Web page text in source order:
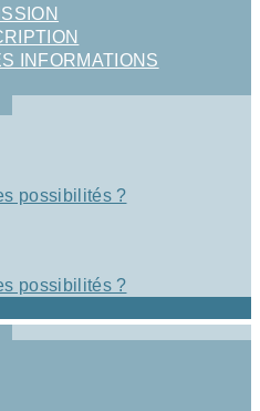
INFORMATIONS
possibilités ?
possibilités ?